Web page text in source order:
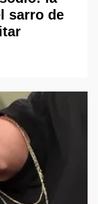
sarro de